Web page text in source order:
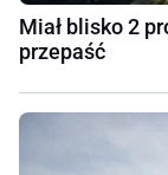
Miał blisko 2
przepaść